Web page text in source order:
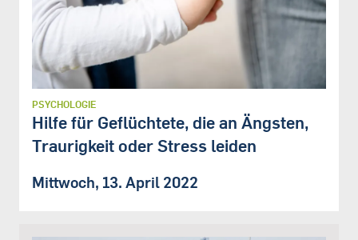
PSYCHOLOGIE
Hilfe für Geflüchtete, die an Ängsten,
Traurigkeit oder Stress leiden
Mittwoch, 13. April 2022